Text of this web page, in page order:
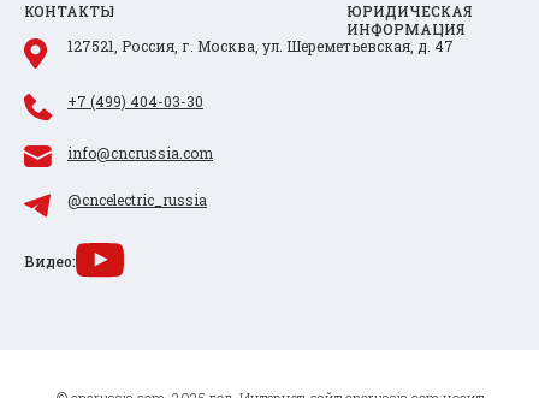
КОНТАКТЫ
ЮРИДИЧЕСКАЯ
ИНФОРМАЦИЯ
127521, Россия, г. Москва, ул. Шереметьевская, д. 47
+7 (499) 404-03-30
info@cncrussia.com
@cncelectric_russia
Видео: